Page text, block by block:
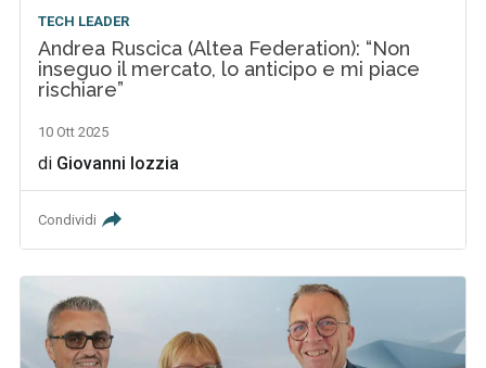
TECH LEADER
Andrea Ruscica (Altea Federation): “Non
inseguo il mercato, lo anticipo e mi piace
rischiare”
10 Ott 2025
di Giovanni Iozzia
Condividi